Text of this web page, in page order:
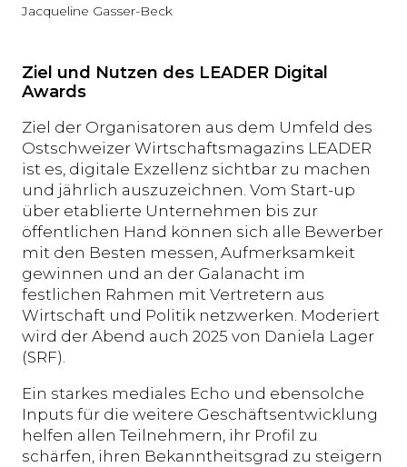
Jacqueline Gasser-Beck
Ziel und Nutzen des LEADER Digital
Awards
Ziel der Organisatoren aus dem Umfeld des
Ostschweizer Wirtschaftsmagazins LEADER
ist es, digitale Exzellenz sichtbar zu machen
und jährlich auszuzeichnen. Vom Start-up
über etablierte Unternehmen bis zur
öffentlichen Hand können sich alle Bewerber
mit den Besten messen, Aufmerksamkeit
gewinnen und an der Galanacht im
festlichen Rahmen mit Vertretern aus
Wirtschaft und Politik netzwerken. Moderiert
wird der Abend auch 2025 von Daniela Lager
(SRF).
Ein starkes mediales Echo und ebensolche
Inputs für die weitere Geschäftsentwicklung
helfen allen Teilnehmern, ihr Profil zu
schärfen, ihren Bekanntheitsgrad zu steigern